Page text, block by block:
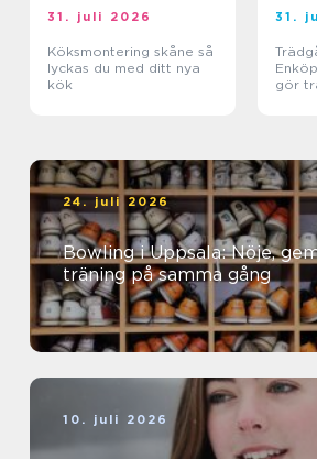
31. juli 2026
Köksmontering skåne så
lyckas du med ditt nya
kök
31.
gör
24. juli 2026
Bowling i Uppsala: Nöje,
träning på samma gång
10. juli 2026